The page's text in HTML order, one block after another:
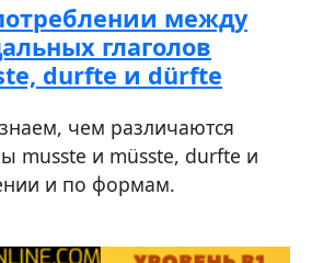
между
глаголов
durfte и dürfte
чем различаются
musste и müsste, durfte и
и по формам.